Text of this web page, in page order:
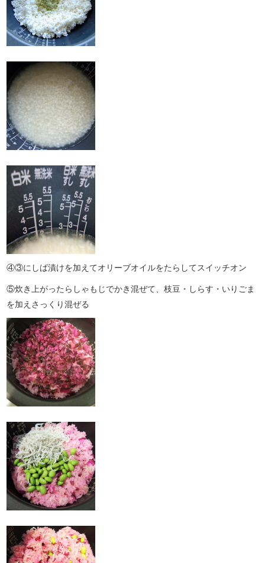
④③にしば漬けを加えてオリーブオイルをたらしてスイッチオン
⑤炊き上がったらしゃもじでかき混ぜて、枝豆・しらす・いりごま
を加えさっくり混ぜる